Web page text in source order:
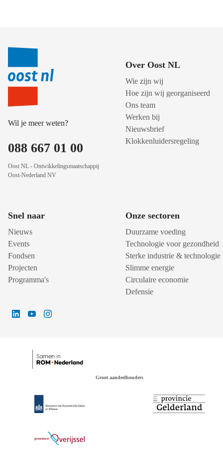
Wil je meer weten?
088 667 01 00
Oost NL - Ontwikkelingsmaatschappij
Oost-Nederland NV
Over Oost NL
Wie zijn wij
Hoe zijn wij georganiseerd
Ons team
Werken bij
Nieuwsbrief
Klokkenluidersregeling
Snel naar
Nieuws
Events
Fondsen
Projecten
Programma's
Onze sectoren
Duurzame voeding
Technologie voor gezondheid
Sterke industrie & technologie
Slimme energie
Circulaire economie
Defensie
Groot aandeelhouders